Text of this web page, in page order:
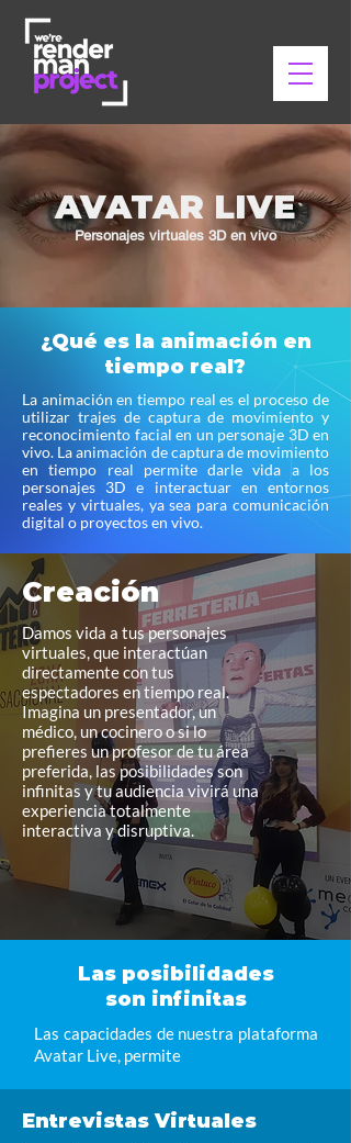
AVATAR LIVE
Personajes virtuales 3D en vivo
¿Qué es la animación en
tiempo real?
La animación en tiempo real es el proceso de
utilizar trajes de captura de movimiento y
reconocimiento facial en un personaje 3D en
vivo. La animación de captura de movimiento
en tiempo real permite darle vida a los
personajes 3D e interactuar en entornos
reales y virtuales, ya sea para comunicación
digital o proyectos en vivo.
Creación
Damos vida a tus personajes
virtuales, que interactúan
directamente con tus
espectadores en tiempo real.
Imagina un presentador, un
médico, un cocinero o si lo
prefieres un profesor de tu área
preferida, las posibilidades son
infinitas y tu audiencia vivirá una
experiencia totalmente
interactiva y disruptiva.
Las posibilidades
son infinitas
Las capacidades de nuestra plataforma
Avatar Live, permite
Entrevistas Virtuales